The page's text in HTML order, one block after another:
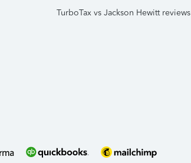
TurboTax vs Jackson Hewitt reviews